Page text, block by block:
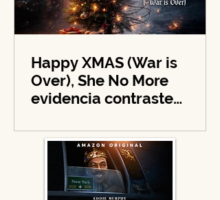
Happy XMAS (War is
evidencia contraste
navideño y llama a la
solidaridad en tiempos de
guerra